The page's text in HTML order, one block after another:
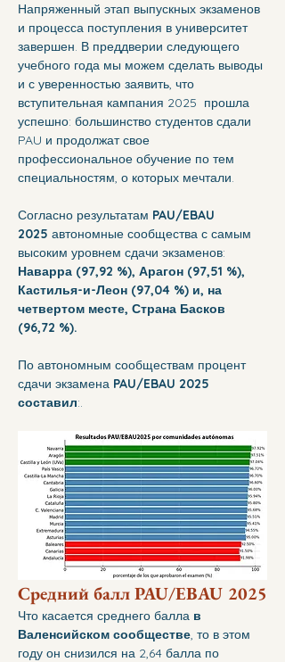
Напряженный этап выпускных экзаменов
и процесса поступления в университет
завершен. В преддверии следующего
учебного года мы можем сделать выводы
и с уверенностью заявить, что
вступительная кампания 2025  прошла
успешно: большинство студентов сдали
PAU и продолжат свое
профессиональное обучение по тем
специальностям, о которых мечтали.
Согласно результатам PAU/EBAU
2025 автономные сообщества с самым
высоким уровнем сдачи экзаменов:
Наварра (97,92 %), Арагон (97,51 %),
Кастилья-и-Леон (97,04 %) и, на
четвертом месте, Страна Басков
(96,72 %).
По автономным сообществам процент
сдачи экзамена PAU/EBAU 2025
составил:.
Средний балл PAU/EBAU 2025
Что касается среднего балла в
Валенсийском сообществе, то в этом
году он снизился на 2,64 балла по